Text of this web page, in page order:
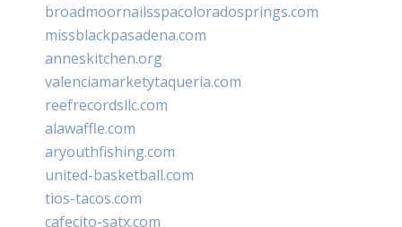
broadmoornailsspacoloradosprings.com
missblackpasadena.com
anneskitchen.org
valenciamarketytaqueria.com
reefrecordsllc.com
alawaffle.com
aryouthfishing.com
united-basketball.com
tios-tacos.com
cafecito-satx.com